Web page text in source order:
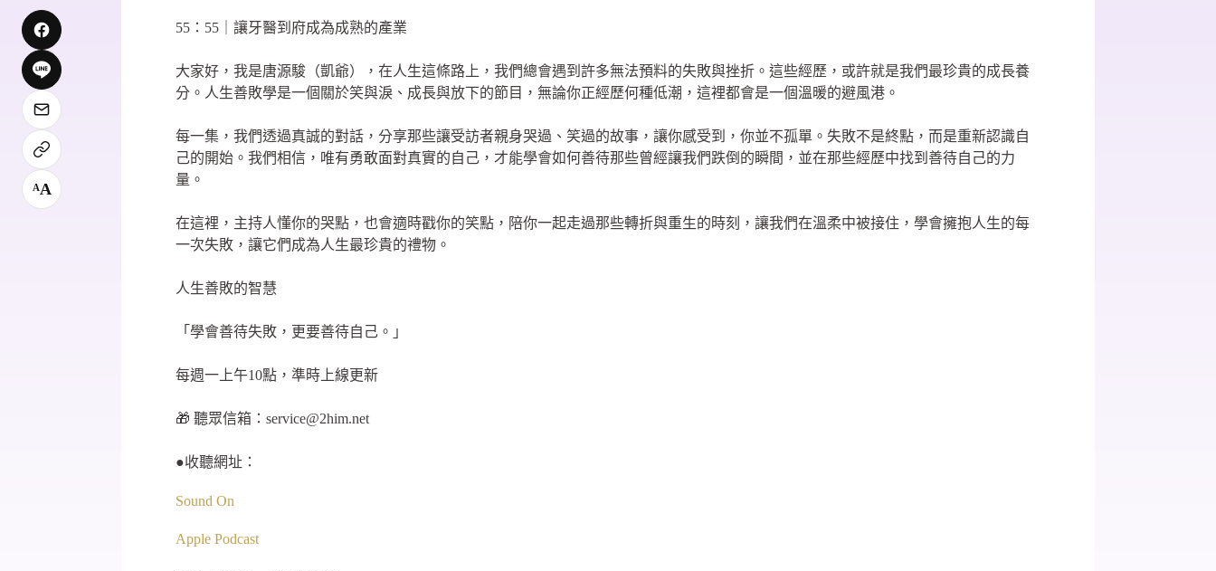
55：55｜讓牙醫到府成為成熟的產業
大家好，我是唐源駿（凱爺），在人生這條路上，我們總會遇到許多無法預料的失敗與挫折。這些經歷，或許就是我們最珍貴的成長養
分。人生善敗學是一個關於笑與淚、成長與放下的節目，無論你正經歷何種低潮，這裡都會是一個溫暖的避風港。
每一集，我們透過真誠的對話，分享那些讓受訪者親身哭過、笑過的故事，讓你感受到，你並不孤單。失敗不是終點，而是重新認識自
己的開始。我們相信，唯有勇敢面對真實的自己，才能學會如何善待那些曾經讓我們跌倒的瞬間，並在那些經歷中找到善待自己的力
量。
在這裡，主持人懂你的哭點，也會適時戳你的笑點，陪你一起走過那些轉折與重生的時刻，讓我們在溫柔中被接住，學會擁抱人生的每
一次失敗，讓它們成為人生最珍貴的禮物。
人生善敗的智慧
「學會善待失敗，更要善待自己。」
每週一上午10點，準時上線更新
🎁 聽眾信箱： service@2him.net
●收聽網址：
Sound On
Apple Podcast
AA